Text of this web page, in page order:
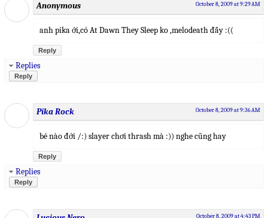
Anonymous October 8, 2009 at 9:29 AM
anh pika ới,có At Dawn They Sleep ko ,melodeath đấy :((
Reply
Replies
Reply
Pika Rock October 8, 2009 at 9:36 AM
bé nào đới /:) slayer chơi thrash mà :)) nghe cũng hay
Reply
Replies
Reply
October 8, 2009 at 4:43 PM